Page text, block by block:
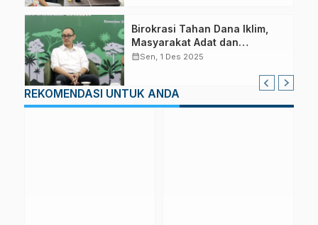
Birokrasi Tahan Dana Iklim,
Masyarakat Adat dan
Kampong Hanya Terima
calendar_monthSen, 1 Des 2025
REKOMENDASI UNTUK ANDA